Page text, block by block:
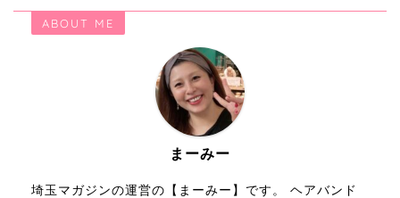
ABOUT ME
まーみー
埼玉マガジンの運営の【まーみー】です。 ヘアバンド